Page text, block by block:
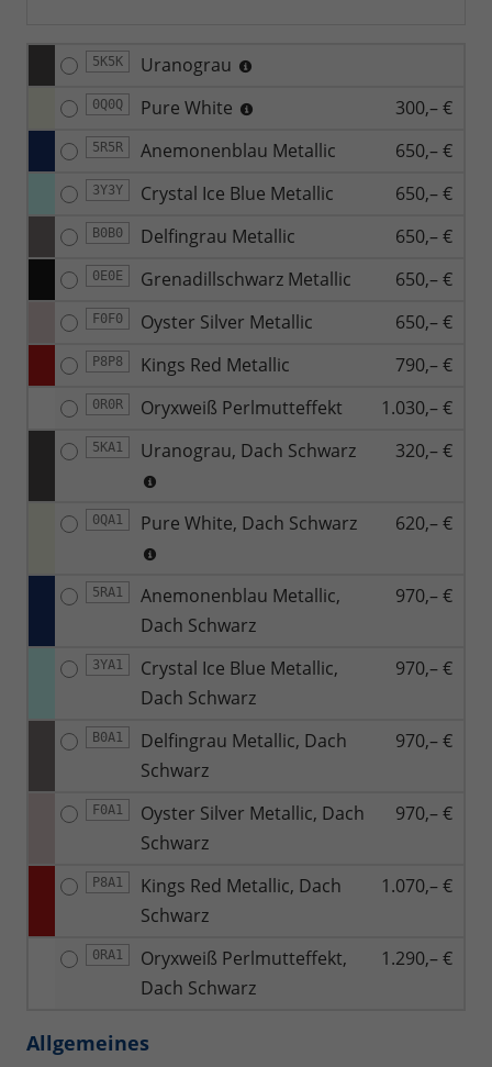
5K5K Uranograu
0Q0Q Pure White 300,– €
5R5R Anemonenblau Metallic 650,– €
3Y3Y Crystal Ice Blue Metallic 650,– €
B0B0 Delfingrau Metallic 650,– €
0E0E Grenadillschwarz Metallic 650,– €
F0F0 Oyster Silver Metallic 650,– €
P8P8 Kings Red Metallic 790,– €
0R0R Oryxweiß Perlmutteffekt 1.030,– €
5KA1 Uranograu, Dach Schwarz 320,– €
0QA1 Pure White, Dach Schwarz 620,– €
5RA1
Anemonenblau Metallic,
Dach Schwarz
970,– €
3YA1
Crystal Ice Blue Metallic,
Dach Schwarz
970,– €
B0A1
Delfingrau Metallic, Dach
Schwarz
970,– €
F0A1
Oyster Silver Metallic, Dach
Schwarz
970,– €
P8A1
Kings Red Metallic, Dach
Schwarz
1.070,– €
0RA1
Oryxweiß Perlmutteffekt,
Dach Schwarz
1.290,– €
Allgemeines